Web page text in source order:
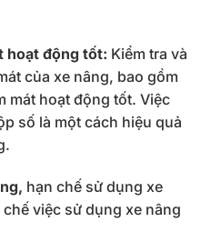
hoạt động tốt: Kiểm tra và
của xe nâng, bao gồm
mát hoạt động tốt. Việc
số là một cách hiệu quả
hạn chế sử dụng xe
việc sử dụng xe nâng